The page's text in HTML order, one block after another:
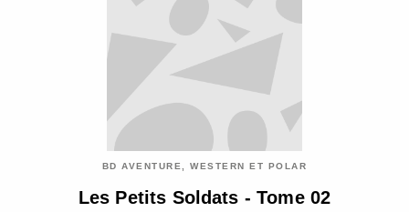
BD AVENTURE, WESTERN ET POLAR
Les Petits Soldats - Tome 02